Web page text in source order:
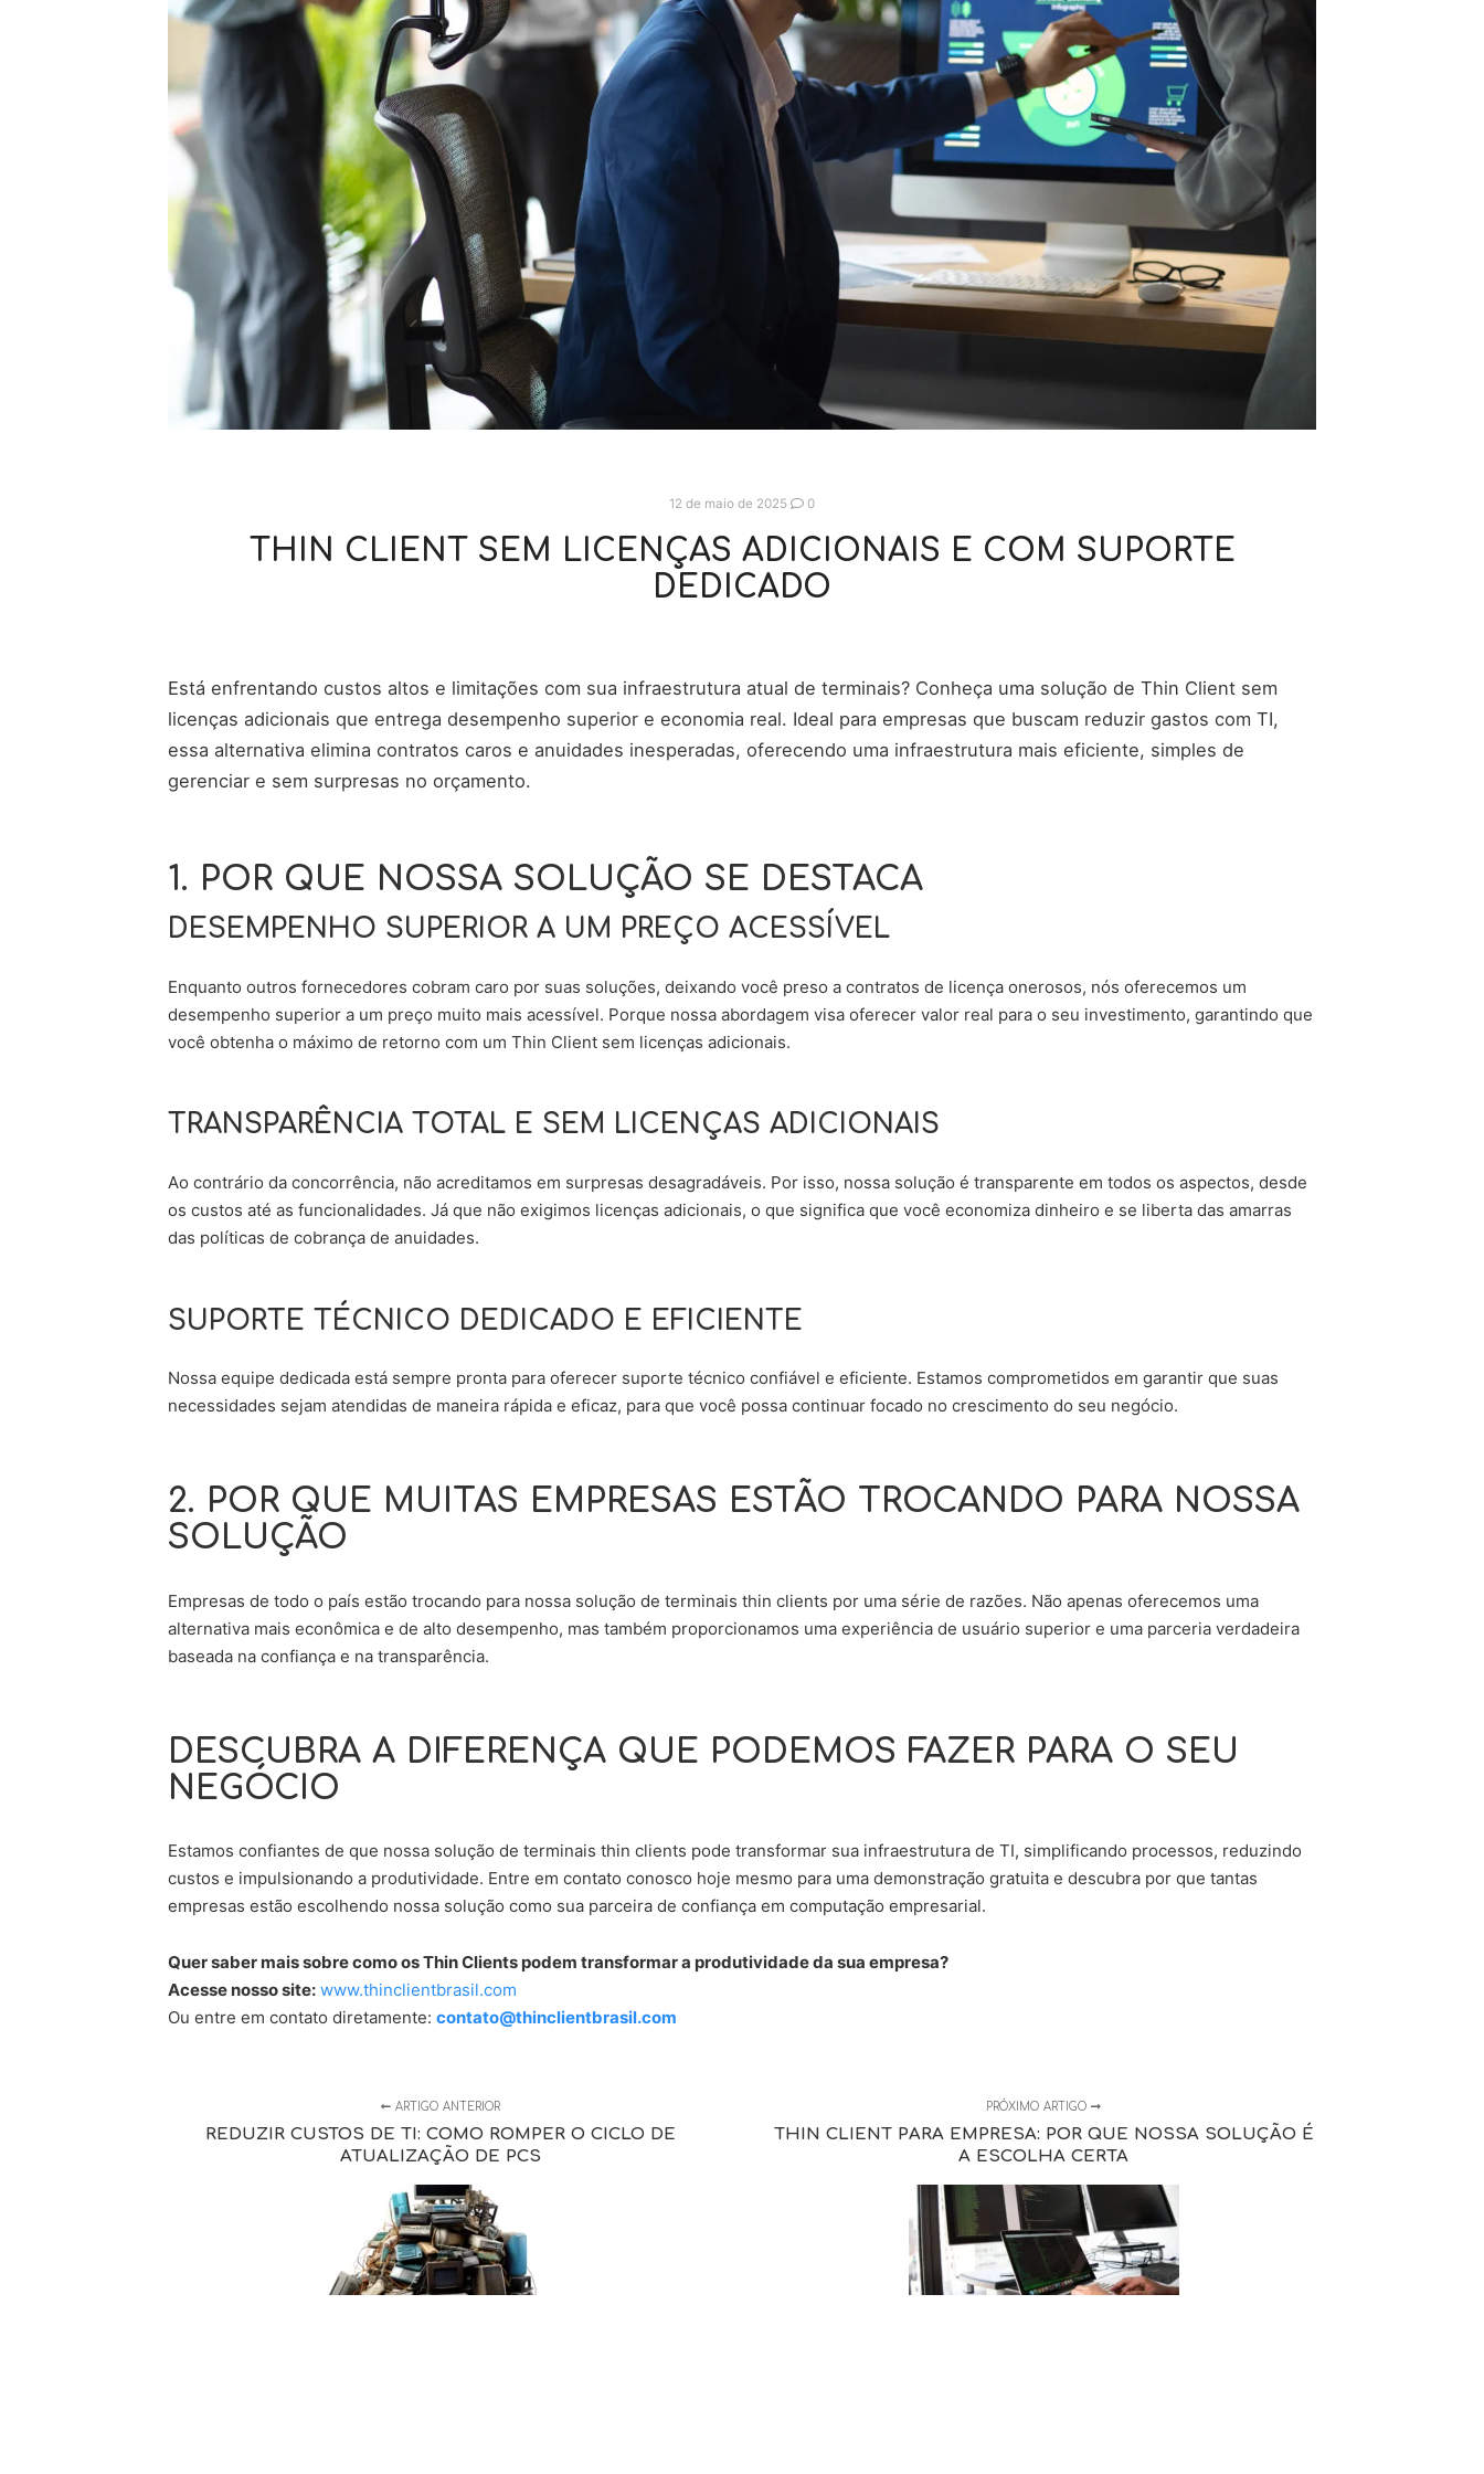
12 de maio de 2025 0
THIN CLIENT SEM LICENÇAS ADICIONAIS E COM SUPORTE
DEDICADO
Está enfrentando custos altos e limitações com sua infraestrutura atual de terminais? Conheça uma solução de Thin Client sem
licenças adicionais que entrega desempenho superior e economia real. Ideal para empresas que buscam reduzir gastos com TI,
essa alternativa elimina contratos caros e anuidades inesperadas, oferecendo uma infraestrutura mais eficiente, simples de
gerenciar e sem surpresas no orçamento.
1. POR QUE NOSSA SOLUÇÃO SE DESTACA
DESEMPENHO SUPERIOR A UM PREÇO ACESSÍVEL
Enquanto outros fornecedores cobram caro por suas soluções, deixando você preso a contratos de licença onerosos, nós oferecemos um
desempenho superior a um preço muito mais acessível. Porque nossa abordagem visa oferecer valor real para o seu investimento, garantindo que
você obtenha o máximo de retorno com um Thin Client sem licenças adicionais.
TRANSPARÊNCIA TOTAL E SEM LICENÇAS ADICIONAIS
Ao contrário da concorrência, não acreditamos em surpresas desagradáveis. Por isso, nossa solução é transparente em todos os aspectos, desde
os custos até as funcionalidades. Já que não exigimos licenças adicionais, o que significa que você economiza dinheiro e se liberta das amarras
das políticas de cobrança de anuidades.
SUPORTE TÉCNICO DEDICADO E EFICIENTE
Nossa equipe dedicada está sempre pronta para oferecer suporte técnico confiável e eficiente. Estamos comprometidos em garantir que suas
necessidades sejam atendidas de maneira rápida e eficaz, para que você possa continuar focado no crescimento do seu negócio.
2. POR QUE MUITAS EMPRESAS ESTÃO TROCANDO PARA NOSSA
SOLUÇÃO
Empresas de todo o país estão trocando para nossa solução de terminais thin clients por uma série de razões. Não apenas oferecemos uma
alternativa mais econômica e de alto desempenho, mas também proporcionamos uma experiência de usuário superior e uma parceria verdadeira
baseada na confiança e na transparência.
DESCUBRA A DIFERENÇA QUE PODEMOS FAZER PARA O SEU
NEGÓCIO
Estamos confiantes de que nossa solução de terminais thin clients pode transformar sua infraestrutura de TI, simplificando processos, reduzindo
custos e impulsionando a produtividade. Entre em contato conosco hoje mesmo para uma demonstração gratuita e descubra por que tantas
empresas estão escolhendo nossa solução como sua parceira de confiança em computação empresarial.
Quer saber mais sobre como os Thin Clients podem transformar a produtividade da sua empresa?
Acesse nosso site: www.thinclientbrasil.com
Ou entre em contato diretamente: contato@thinclientbrasil.com
ARTIGO ANTERIOR
REDUZIR CUSTOS DE TI: COMO ROMPER O CICLO DE
ATUALIZAÇÃO DE PCS
PRÓXIMO ARTIGO
THIN CLIENT PARA EMPRESA: POR QUE NOSSA SOLUÇÃO É
A ESCOLHA CERTA